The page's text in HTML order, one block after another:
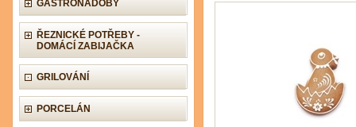
GASTRONÁDOBY
ŘEZNICKÉ POTŘEBY -
DOMÁCÍ ZABIJAČKA
GRILOVÁNÍ
PORCELÁN